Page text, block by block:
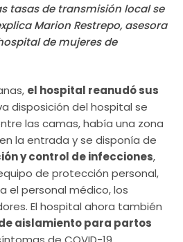
tasas de transmisión local se
Marion Restrepo, asesora
de mujeres de
el hospital reanudó sus
disposición del hospital se
las camas, había una zona
la entrada y se disponía de
y control de infecciones,
de protección personal,
el personal médico, los
El hospital ahora también
aislamiento para partos